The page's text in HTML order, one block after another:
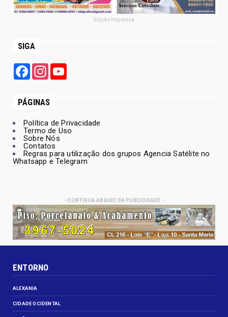
Edição Impressa
SIGA
FacebookInstagram
PÁGINAS
Política de Privacidade
Termo de Uso
Sobre Nós
Contatos
Regras para utilização dos grupos Agencia Satélite no
Whatsapp e Telegram
- CONTINUA ABAIXO DA PUBLICIDADE -
ENTORNO
ALEXANIA
CIDADE OCIDENTAL